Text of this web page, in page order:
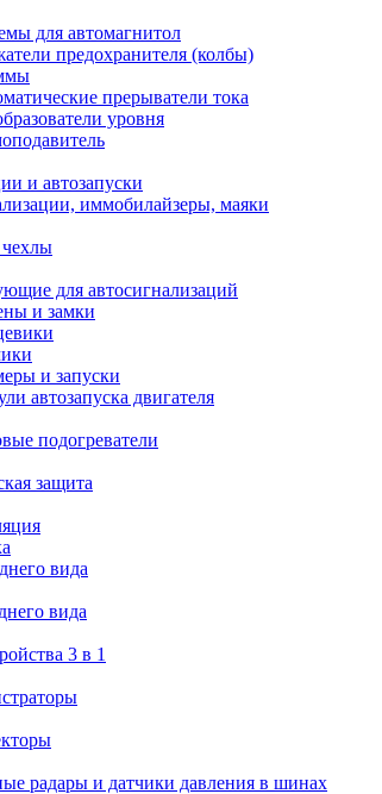
для автомагнитол
предохранителя (колбы)
прерыватели тока
уровня
и автозапуски
иммобилайзеры, маяки
для автосигнализаций
и замки
и запуски
автозапуска двигателя
подогреватели
защита
вида
вида
3 в 1
радары и датчики давления в шинах